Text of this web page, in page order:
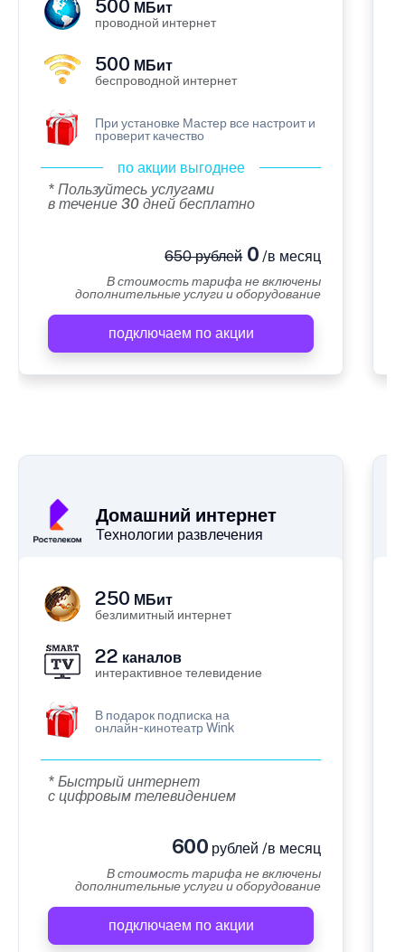
500 МБит
проводной интернет
500 МБит
беспроводной интернет
При установке Мастер все настроит и
проверит качество
по акции выгоднее
* Пользуйтесь услугами
в течение 30 дней бесплатно
650 рублей0 /в месяц
В стоимость тарифа не включены
дополнительные услуги и оборудование
подключаем по акции
Домашний интернет
Технологии развлечения
250 МБит
безлимитный интернет
22 каналов
интерактивное телевидение
В подарок подписка на
онлайн-кинотеатр Wink
* Быстрый интернет
с цифровым телевидением
600 рублей /в месяц
В стоимость тарифа не включены
дополнительные услуги и оборудование
подключаем по акции